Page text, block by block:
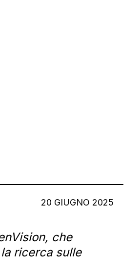
20 GIUGNO 2025
che
ricerca sulle